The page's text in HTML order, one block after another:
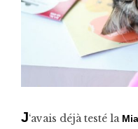
J‘avais déjà testé la